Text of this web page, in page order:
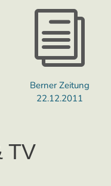
i
Berner Zeitung
22.12.2011
TV